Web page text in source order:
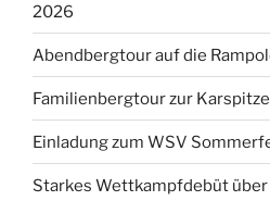
2026
Abendbergtour auf die
Familienbergtour zur
Einladung zum WSV
Starkes Wettkampfdebüt